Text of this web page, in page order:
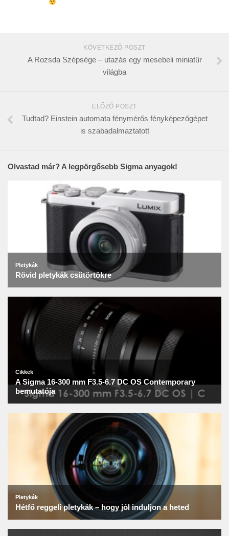
KÖVETKEZŐ POSZT
A Rozsda Szépsége – utazás egy mesebeli miniatűr
világba
ELŐZŐ POSZT
Tudtad? Einstein automata fénymérős fényképezőgépet
is szabadalmaztatott
Olvastad már? A legpörgősebb Sigma anyagok!